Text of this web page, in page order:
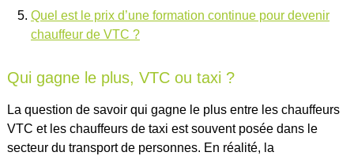
Quel est le prix d’une formation continue pour devenir
chauffeur de VTC ?
Qui gagne le plus, VTC ou taxi ?
La question de savoir qui gagne le plus entre les chauffeurs
VTC et les chauffeurs de taxi est souvent posée dans le
secteur du transport de personnes. En réalité, la